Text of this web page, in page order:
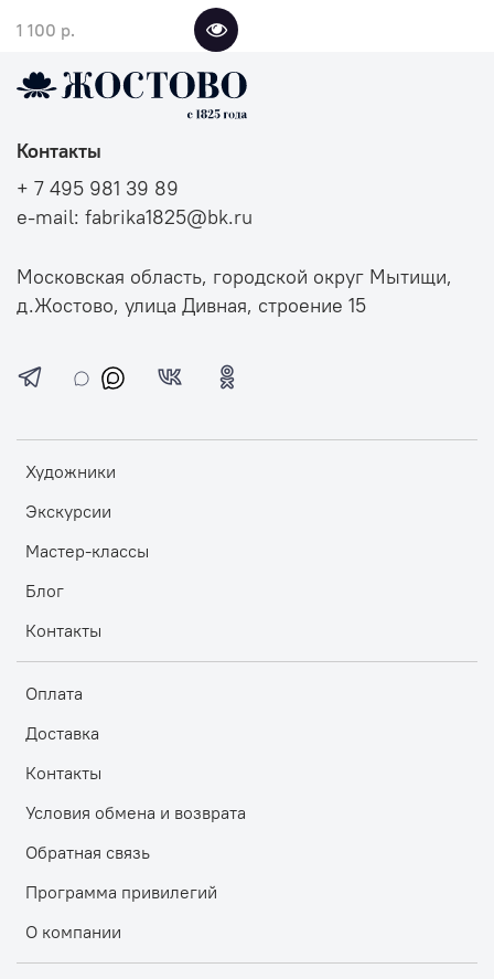
1 100 р.
Художники
Экскурсии
Мастер-классы
Блог
Контакты
Оплата
Доставка
Контакты
Условия обмена и возврата
Обратная связь
Программа привилегий
О компании
Контакты
+ 7 495 981 39 89
e-mail: fabrika1825@bk.ru
Московская область, городской округ Мытищи,
д.Жостово, улица Дивная, строение 15